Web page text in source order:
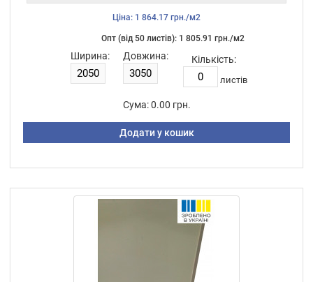
Ціна: 1 864.17 грн./м2
Опт (від 50 листiв): 1 805.91 грн./м2
Ширина: Довжина: Кількість:
листiв
Сума: 0.00 грн.
Додати у кошик